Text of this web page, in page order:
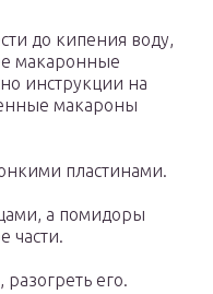
до кипения воду,
макаронные
инструкции на
макароны
пластинами.
а помидоры
части.
его.